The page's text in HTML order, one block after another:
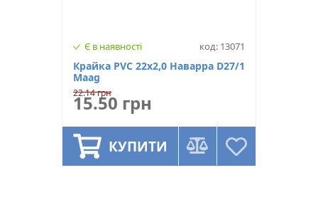
Є в наявності код: 13071
Крайка PVC 22х2,0 Наварра D27/1
Maag
22.14 грн
15.50 грн
КУПИТИ